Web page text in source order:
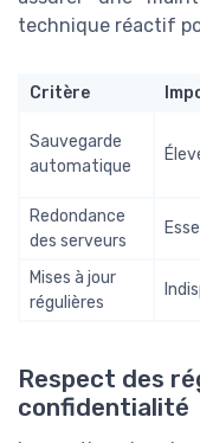
technique réactif
Critère
Sauvegarde
automatique
Redondance
des serveurs
Mises à jour
régulières
Respect des
confidentialité